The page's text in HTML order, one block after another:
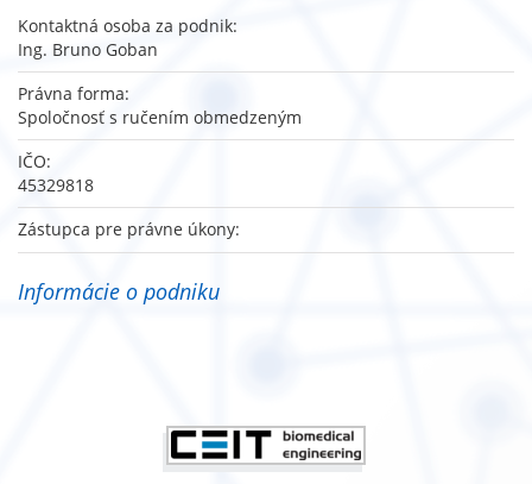
Kontaktná osoba za podnik:
Ing. Bruno Goban
Právna forma:
Spoločnosť s ručením obmedzeným
IČO:
45329818
Zástupca pre právne úkony:
Informácie o podniku